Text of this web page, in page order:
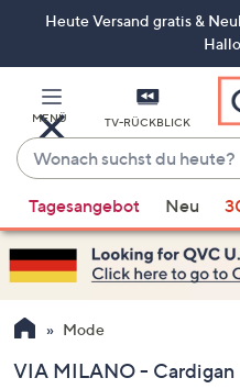
ZumHeute Versand gratis &
MENÜ TV-RÜCKBLICK
Wonach
suchst
du
heute?
Vorschläge
verfügbar
sind,
verwenden
Sie
Pfeiltasten
Tagesangebot Neu
Mode
VIA MILANO - Cardigan